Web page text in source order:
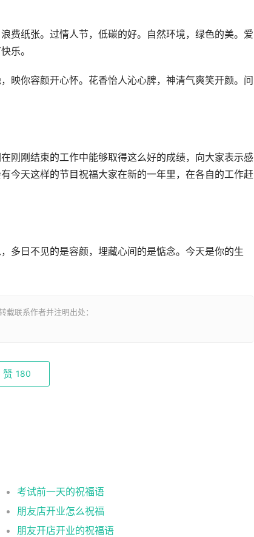
费纸张。过情人节，低碳的好。自然环境，绿色的美。爱
乐。
映你容颜开心怀。花香怡人沁心脾，神清气爽笑开颜。问
刚刚结束的工作中能够取得这么好的成绩，向大家表示感
今天这样的节目祝福大家在新的一年里，在各自的工作赶
多日不见的是容颜，埋藏心间的是惦念。今天是你的生
联系作者并注明出处：
赞 180
考试前一天的祝福语
朋友店开业怎么祝福
朋友开店开业的祝福语